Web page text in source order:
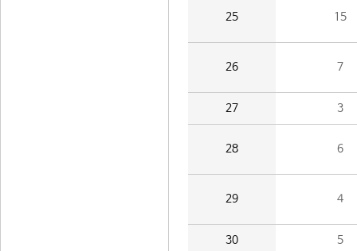
25 15
26 7
27 3
28 6
29 4
30 5